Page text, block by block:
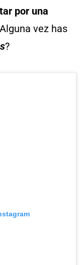
por una
vez has
?